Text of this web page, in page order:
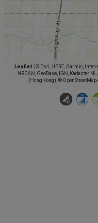
Leaflet
© Esri, HERE, Garmin,
NRCAN, GeoBase, IGN, Kadaster
(Hong Kong), ©